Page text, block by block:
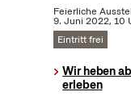
Feierliche
9. Juni 2022, 10
Eintritt frei
Wir heben
erleben